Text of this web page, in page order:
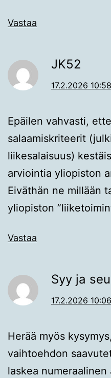
Vastaa
JK52
17.2.2026 10:58
Epäilen vahvasti,
salaamiskriteerit
liikesalaisuus)
arviointia yliopiston
Eiväthän ne millään
yliopiston
Vastaa
Syy ja
17.2.2026 10:06
Herää myös
vaihtoehdon
laskea